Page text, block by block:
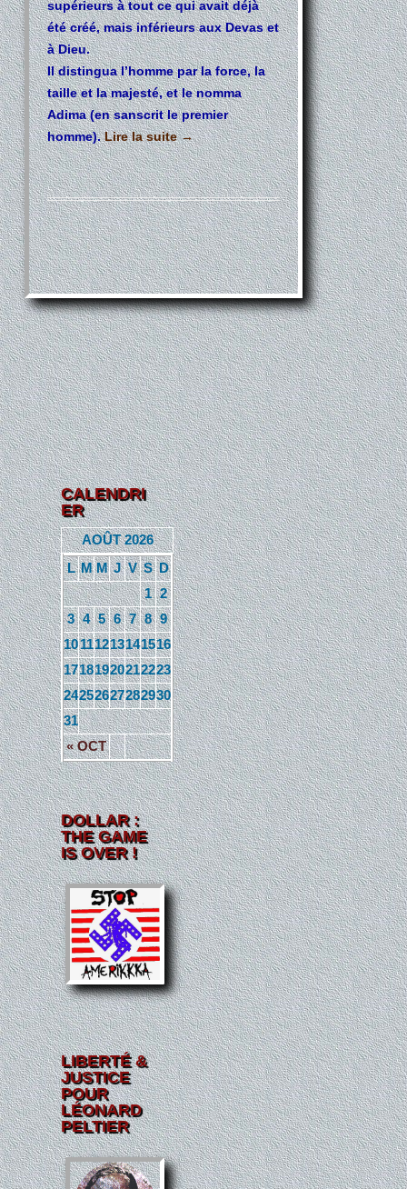
supérieurs à tout ce qui avait déjà
été créé, mais inférieurs aux Devas et
à Dieu.
Il distingua l’homme par la force, la
taille et la majesté, et le nomma
Adima (en sanscrit le premier
homme).Lire la suite→
CALENDRI
ER
AOÛT 2026
L M M J V S D
« OCT
1 2
3 4 5 6 7 8 9
10111213141516
17181920212223
24252627282930
31
DOLLAR :
THE GAME
IS OVER !
LIBERTÉ &
JUSTICE
POUR
LÉONARD
PELTIER